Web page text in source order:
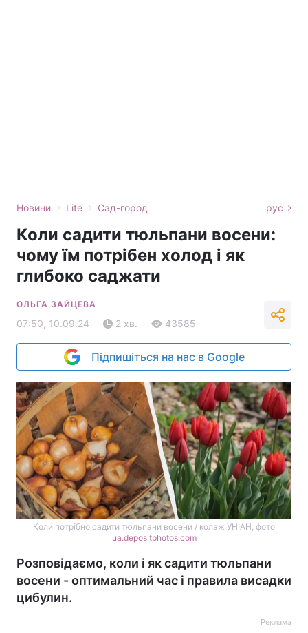
Новини › Lite › Сад-город рус
Коли садити тюльпани восени:
чому їм потрібен холод і як
глибоко саджати
ОЛЬГА ЗАЙЦЕВА
07:50, 10.09.24 2 хв. 43585
Підпишіться на нас в Google
Коли потрібно садити тюльпани восени / колаж УНІАН, фото
ua.depositphotos.com
Розповідаємо, коли і як садити тюльпани
восени - оптимальний час і правила висадки
цибулин.
Реклама